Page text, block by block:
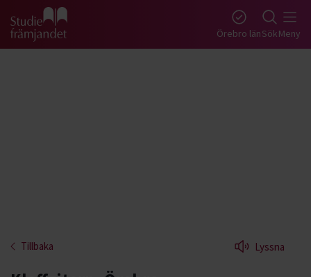
Gå till studiefrämjandets startsida Örebro länSökMeny
Tillbaka Lyssna